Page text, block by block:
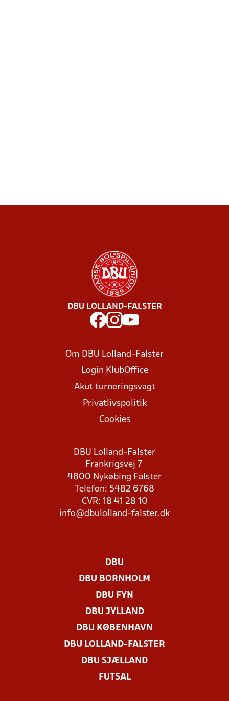
DBU LOLLAND-FALSTER
Om DBU Lolland-Falster
Login KlubOffice
Akut turneringsvagt
Privatlivspolitik
Cookies
DBU Lolland-Falster
Frankrigsvej 7
4800 Nykøbing Falster
Telefon: 5482 6768
CVR: 18 41 28 10
info@dbulolland-falster.dk
DBU
DBU BORNHOLM
DBU FYN
DBU JYLLAND
DBU KØBENHAVN
DBU LOLLAND-FALSTER
DBU SJÆLLAND
FUTSAL